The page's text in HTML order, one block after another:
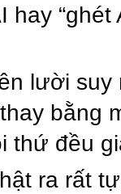
hay “ghét
lười suy
bằng
thứ đều
ra rất